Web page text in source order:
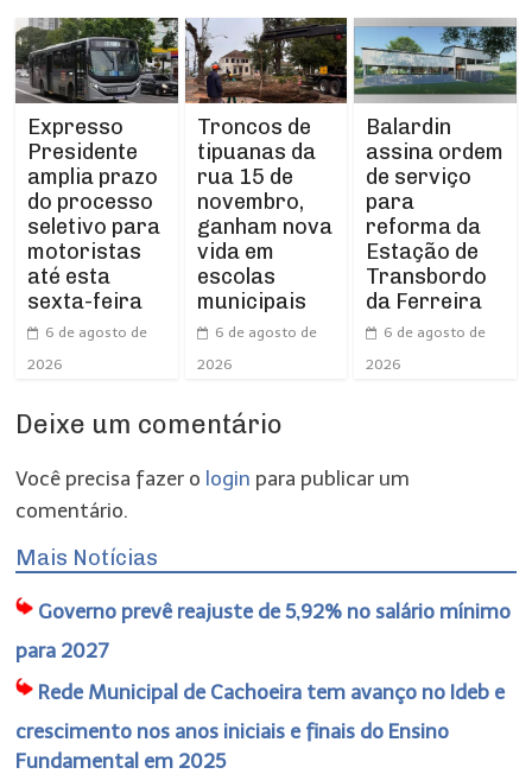
Expresso
Presidente
amplia prazo
do processo
seletivo para
motoristas
até esta
sexta-feira
6 de agosto de
2026
Troncos de
tipuanas da
rua 15 de
novembro,
ganham nova
vida em
escolas
municipais
6 de agosto de
2026
Balardin
assina ordem
de serviço
para
reforma da
Estação de
Transbordo
da Ferreira
6 de agosto de
2026
Deixe um comentário
Você precisa fazer o login para publicar um
comentário.
Mais Notícias
Governo prevê reajuste de 5,92% no salário mínimo
para 2027
Rede Municipal de Cachoeira tem avanço no Ideb e
crescimento nos anos iniciais e finais do Ensino
Fundamental em 2025